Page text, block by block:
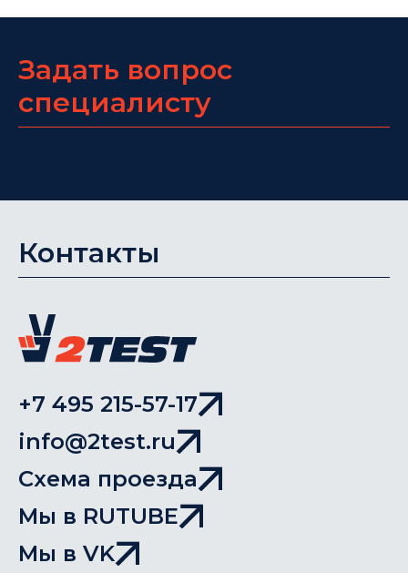
Задать вопрос
специалисту
Контакты
+7 495 215-57-17
info@2test.ru
Схема проезда
Мы в RUTUBE
Мы в VK